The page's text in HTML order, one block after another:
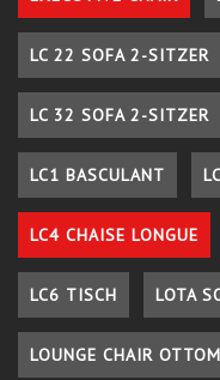
LC 22 SOFA 2-SITZER
LC 32 SOFA 2-SITZER
LC1 BASCULANT
LC4 CHAISE LONGUE
LC6 TISCH LOTA
LOUNGE CHAIR